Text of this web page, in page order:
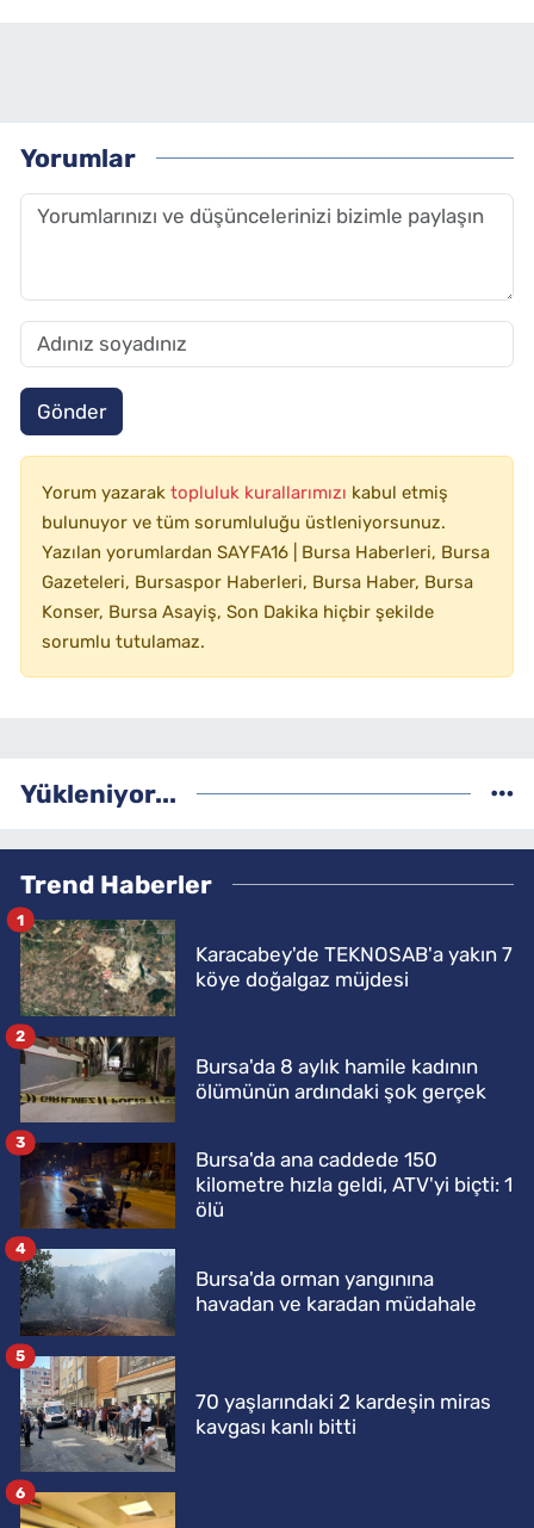
Yorumlar
Gönder
Yorum yazarak topluluk kurallarımızı kabul etmiş
bulunuyor ve tüm sorumluluğu üstleniyorsunuz.
Yazılan yorumlardan SAYFA16 | Bursa Haberleri, Bursa
Gazeteleri, Bursaspor Haberleri, Bursa Haber, Bursa
Konser, Bursa Asayiş, Son Dakika hiçbir şekilde
sorumlu tutulamaz.
Yükleniyor...
Trend Haberler
Karacabey'de TEKNOSAB'a yakın 7
köye doğalgaz müjdesi
1
Bursa'da 8 aylık hamile kadının
ölümünün ardındaki şok gerçek
2
Bursa'da ana caddede 150
kilometre hızla geldi, ATV'yi biçti: 1
ölü
3
Bursa'da orman yangınına
havadan ve karadan müdahale
4
70 yaşlarındaki 2 kardeşin miras
kavgası kanlı bitti
5
6